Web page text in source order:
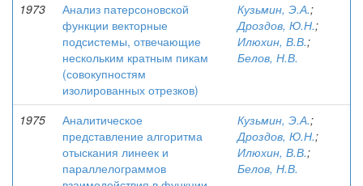
1973
Анализ патерсоновской
функции векторные
подсистемы, отвечающие
нескольким кратным пикам
(совокупностям
изолированных отрезков)
Кузьмин, Э.А.;
Дроздов, Ю.Н.;
Илюхин, В.В.;
Белов, Н.В.
1975
Аналитическое
представление алгоритма
отыскания линеек и
параллелограммов
Кузьмин, Э.А.;
Дроздов, Ю.Н.;
Илюхин, В.В.;
Белов, Н.В.